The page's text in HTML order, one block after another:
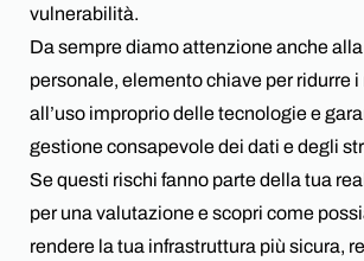
vulnerabilità.
Da sempre diamo attenzione anche
personale, elemento chiave per ridurre
all’uso improprio delle tecnologie e
gestione consapevole dei dati e degli
Se questi rischi fanno parte della tua
per una valutazione e scopri come
rendere la tua infrastruttura più sicura,